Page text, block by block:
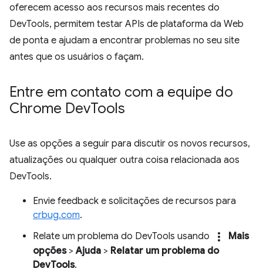
oferecem acesso aos recursos mais recentes do
DevTools, permitem testar APIs de plataforma da Web
de ponta e ajudam a encontrar problemas no seu site
antes que os usuários o façam.
Entre em contato com a equipe do
Chrome DevTools
Use as opções a seguir para discutir os novos recursos,
atualizações ou qualquer outra coisa relacionada aos
DevTools.
Envie feedback e solicitações de recursos para
crbug.com.
Relate um problema do DevTools usando
more_vert
Mais
opções>Ajuda > Relatar um problema do
DevTools.